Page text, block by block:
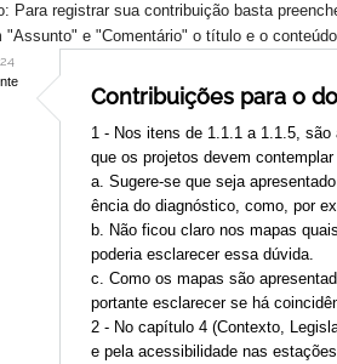
Para registrar sua contribuição basta
"Assunto" e "Comentário" o título e o
Contribuições para o
1 - Nos itens de 1.1.1 a 1.1.5,
que os projetos devem
a. Sugere-se que seja
ência do diagnóstico, como, por
b. Não ficou claro nos mapas
poderia esclarecer essa dúvida.
c. Como os mapas são
portante esclarecer se há
2 - No capítulo 4 (Contexto,
e pela acessibilidade nas